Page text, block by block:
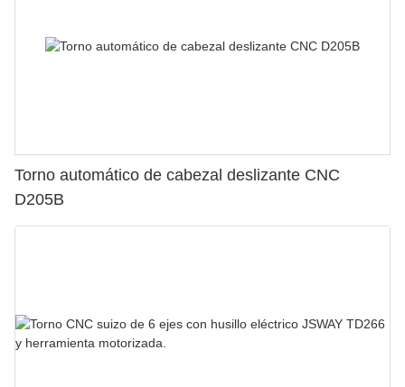
Torno automático de cabezal deslizante CNC
D205B